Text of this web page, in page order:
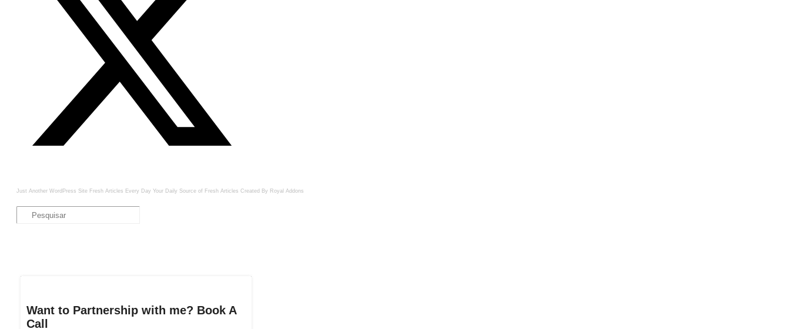
Just Another WordPress Site Fresh Articles Every Day Your Daily Source of Fresh Articles Created By Royal Addons
Want to Partnership with me? Book A
Call